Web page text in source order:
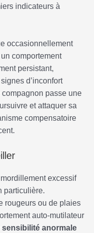
indicateurs à
occasionnellement
comportement
persistant,
d’inconfort
passe une
et attaquer sa
compensatoire
excessif
particulière.
rougeurs ou de plaies
auto-mutilateur
sensibilité anormale